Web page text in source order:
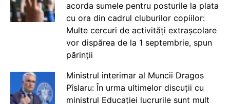
acorda sumele pentru posturile la plata
cu ora din cadrul cluburilor copiilor:
Multe cercuri de activități extrașcolare
vor dispărea de la 1 septembrie, spun
părinții
Ministrul interimar al Muncii Dragos
Pîslaru: În urma ultimelor discuții cu
ministrul Educației lucrurile sunt mult